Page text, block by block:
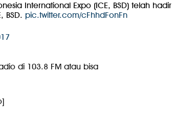
International Expo (ICE, BSD) telah hadir
BSD. pic.twitter.com/cFhhdFonFn
di 103.8 FM atau bisa